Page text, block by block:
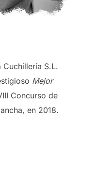
Cuchillería S.L.
Mejor
Concurso de
en 2018.